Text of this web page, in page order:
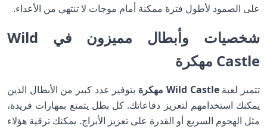
على الصمود لأطول فترة ممكنة أمام موجات لا تنتهي من الأعداء.
شخصيات وأبطال مميزون في Wild
Castle مهكرة
تتميز لعبةWild Castle مهكرة
بتوفير عدد كبير من الأبطال الذين
يمكنك استخدامهم لتعزيز دفاعاتك. كل بطل يتمتع بمهارات فريدة،
مثل الهجوم السريع أو القدرة على تعزيز الأبراج. يمكنك ترقية هؤلاء